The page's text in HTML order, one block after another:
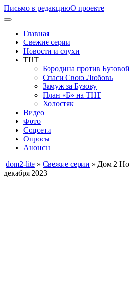
Письмо в редакциюО проекте
Главная
Свежие серии
Новости и слухи
ТНТ
Бородина против Бузовой
Спаси Свою Любовь
Замуж за Бузову
План «Б» на ТНТ
Холостяк
Видео
Фото
Соцсети
Опросы
Анонсы
dom2-lite » Свежие серии » Дом 2
декабря 2023